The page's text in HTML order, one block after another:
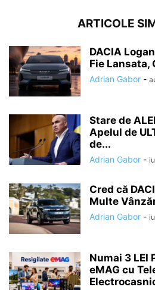
ARTICOLE
DACIA
Fie Lansata,
Adrian Gabor -
Stare de
Apelul de
de...
Adrian Gabor -
Cred că
Multe
Adrian Gabor -
Numai 3 LEI
eMAG cu